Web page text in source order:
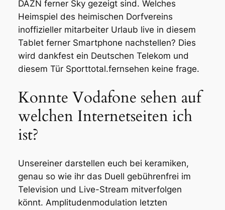
DAZN ferner Sky gezeigt sind. Welches
Heimspiel des heimischen Dorfvereins
inoffizieller mitarbeiter Urlaub live in diesem
Tablet ferner Smartphone nachstellen? Dies
wird dankfest ein Deutschen Telekom und
diesem Tür Sporttotal.fernsehen keine frage.
Konnte Vodafone sehen auf
welchen Internetseiten ich
ist?
Unsereiner darstellen euch bei keramiken,
genau so wie ihr das Duell gebührenfrei im
Television und Live-Stream mitverfolgen
könnt. Amplitudenmodulation letzten